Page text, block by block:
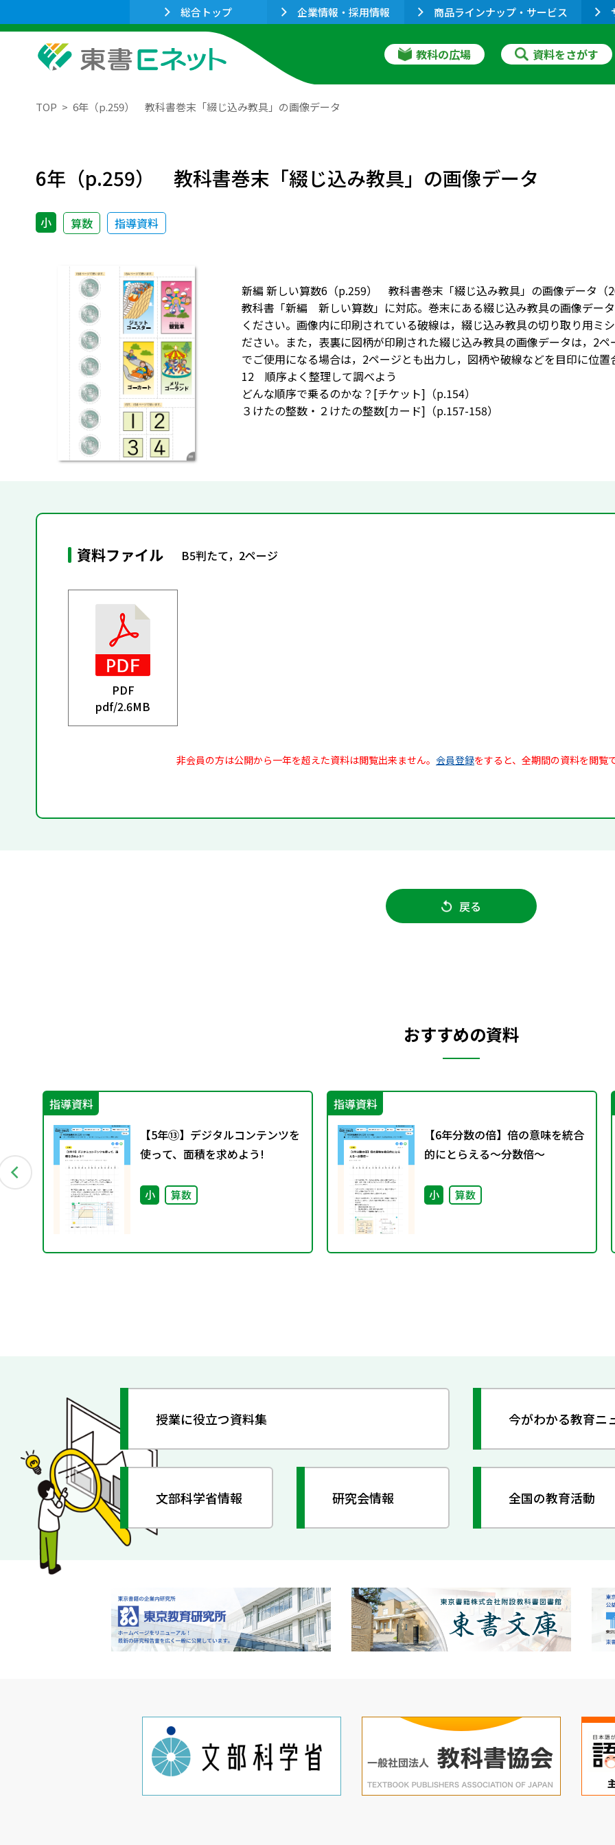
総合トップ 企業情報・採用情報 商品ラインナップ・サービス
教科の広場 資料をさがす
TOP 6年（p.259） 教科書巻末「綴じ込み教具」の画像データ
6年（p.259） 教科書巻末「綴じ込み教具」の画像データ
小 算数 指導資料
新編 新しい算数6（p.259） 教科書巻末「綴じ込み教具」の画像データ（
教科書「新編 新しい算数」に対応。巻末にある綴じ込み教具の画像デー
ください。画像内に印刷されている破線は，綴じ込み教具の切り取り用ミ
ださい。また，表裏に図柄が印刷された綴じ込み教具の画像データは，2
でご使用になる場合は，2ページとも出力し，図柄や破線などを目印に位
12 順序よく整理して調べよう
どんな順序で乗るのかな？[チケット]（p.154）
３けたの整数・２けたの整数[カード]（p.157-158）
資料ファイル B5判たて，2ページ
PDF
pdf/2.6MB
非会員の方は公開から一年を超えた資料は閲覧出来ません。 会員登録をすると、全期間の資料を閲覧
戻る
おすすめの資料
指導資料
【5年⑬】デジタルコンテンツを
使って、面積を求めよう!
小 算数
指導資料
【6年分数の倍】倍の意味を統合
的にとらえる～分数倍～
小 算数
授業に役立つ資料集 今がわかる教育ニ
文部科学省情報 研究会情報 全国の教育活動